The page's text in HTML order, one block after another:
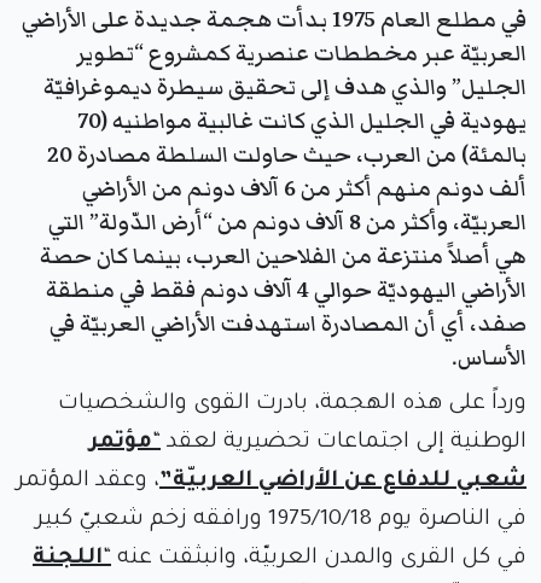
في مطلع العام 1975 بدأت هجمة جديدة على الأراضي
العربيّة عبر مخططات عنصرية كمشروع “تطوير
الجليل” والذي هدف إلى تحقيق سيطرة ديموغرافيّة
يهودية في الجليل الذي كانت غالبية مواطنيه (70
بالمئة) من العرب، حيث حاولت السلطة مصادرة 20
ألف دونم منهم أكثر من 6 آلاف دونم من الأراضي
العربيّة، وأكثر من 8 آلاف دونم من “أرض الدّولة” التي
هي أصلاً منتزعة من الفلاحين العرب، بينما كان حصة
الأراضي اليهوديّة حوالي 4 آلاف دونم فقط في منطقة
صفد، أي أن المصادرة استهدفت الأراضي العربيّة في
الأساس.
ورداً على هذه الهجمة، بادرت القوى والشخصيات
الوطنية إلى اجتماعات تحضيرية لعقد “مؤتمر
شعبي للدفاع عن الأراضي العربيّة”، وعقد المؤتمر
في الناصرة يوم 1975/10/18 ورافقه زخم شعبيّ كبير
في كل القرى والمدن العربيّة، وانبثقت عنه “اللجنة